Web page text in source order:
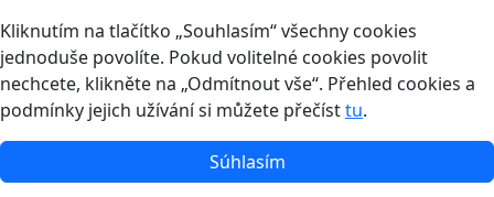
Kliknutím na tlačítko „Souhlasím“ všechny cookies
jednoduše povolíte. Pokud volitelné cookies povolit
nechcete, klikněte na „Odmítnout vše“. Přehled cookies a
podmínky jejich užívání si můžete přečísttu.
Súhlasím